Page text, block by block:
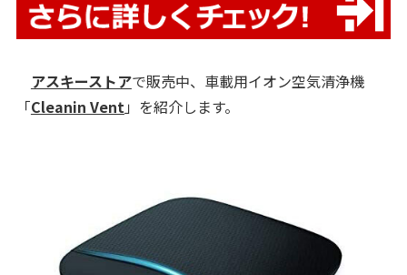
アスキーストアで販売中、車載用イオン空気清浄機
「Cleanin Vent 」を紹介します。